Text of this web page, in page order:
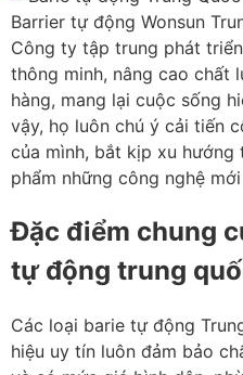
Barrier tự động Wonsun
Công ty tập trung phát
thông minh, nâng cao chất
hàng, mang lại cuộc sống
vậy, họ luôn chú ý cải tiến
của mình, bắt kịp xu
phẩm những công nghệ
Đặc điểm chung
tự động trung
Các loại barie tự động
hiệu uy tín luôn đảm bảo